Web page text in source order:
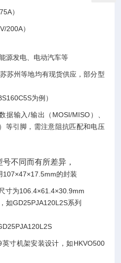
）
200A）‌
源发电、电动汽车等‌
苏州等地均有现货供应，部分型
为例）
据输入/输出（MOSI/MISO）、
等引脚，需注意阻抗匹配和电压
不同而有所差异，
107×47×17.5mm的封装‌
寸为106.4×61.4×30.9mm‌
如GD25PJA120L2S系列‌
寸机架安装设计，如HKVO500